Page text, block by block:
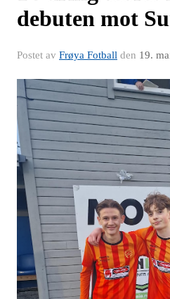
debuten mot
Postet av Frøya Fotball den 19.